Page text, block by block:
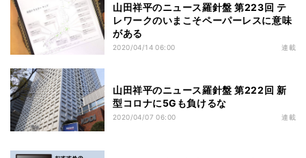
山田祥平のニュース羅針盤 第223回 テ
レワークのいまこそペーパーレスに意味
がある
2020/04/14 06:00 連載
山田祥平のニュース羅針盤 第222回 新
型コロナに5Gも負けるな
2020/04/07 06:00 連載